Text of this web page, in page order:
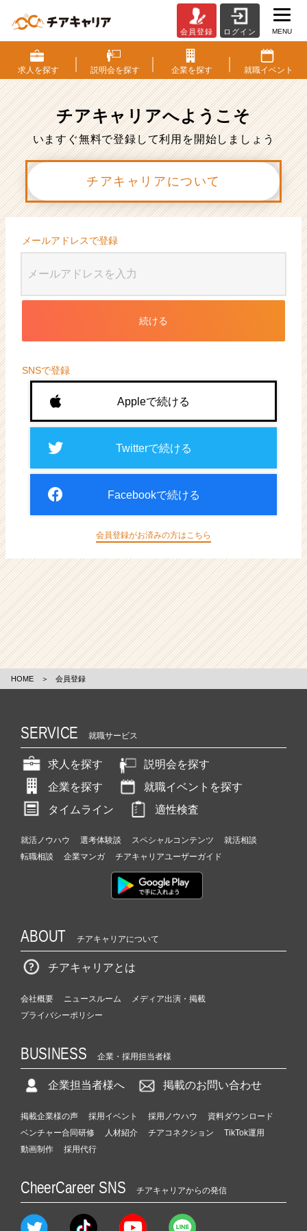
員
登
録
ベ
ン
チ
ャ
成
企
か
ら
ス
カ
ウ
届
活
サ
ト
ア
キ
リ
ア
会員登録 ログイン MENU
求人を探す 説明会を探す 企業を探す 就職イベント
チアキャリアへようこそ
いますぐ無料で登録して利用を開始しましょう
チアキャリアについて
メールアドレスで登録
続ける
SNSで登録
Appleで続ける
Twitterで続ける
Facebookで続ける
会員登録がお済みの方はこちら
HOME ＞ 会員登録
SERVICE 就職サービス
求人を探す
説明会を探す
企業を探す
就職イベントを探す
タイムライン
適性検査
就活ノウハウ 選考体験談 スペシャルコンテンツ
就活相談
転職相談
企業マンガ チアキャリアユーザーガイド
ABOUT チアキャリアについて
チアキャリアとは
会社概要 ニュースルーム
メディア出演・掲載
プライバシーポリシー
BUSINESS 企業・採用担当者様
企業担当者様へ 掲載のお問い合わせ
掲載企業様の声 採用イベント 採用ノウハウ
資料ダウンロード
ベンチャー合同研修
人材紹介 チアコネクション
TikTok運用
動画制作
採用代行
CheerCareer SNS チアキャリアからの発信